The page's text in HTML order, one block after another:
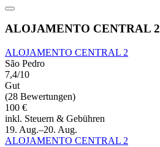
ALOJAMENTO CENTRAL 2
ALOJAMENTO CENTRAL 2
São Pedro
7,4/10
Gut
(28 Bewertungen)
100 €
inkl. Steuern & Gebühren
19. Aug.–20. Aug.
ALOJAMENTO CENTRAL 2